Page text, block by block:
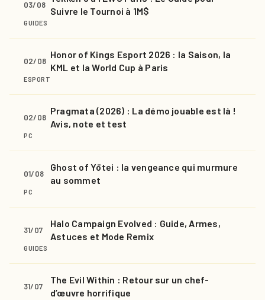
03/08
Suivre le Tournoi à 1M$
GUIDES
02/08
Honor of Kings Esport 2026 : la Saison, la
KML et la World Cup à Paris
ESPORT
02/08
Pragmata (2026) : La démo jouable est là !
Avis, note et test
PC
01/08
Ghost of Yōtei : la vengeance qui murmure
au sommet
PC
31/07
Halo Campaign Evolved : Guide, Armes,
Astuces et Mode Remix
GUIDES
31/07
The Evil Within : Retour sur un chef-
d’œuvre horrifique